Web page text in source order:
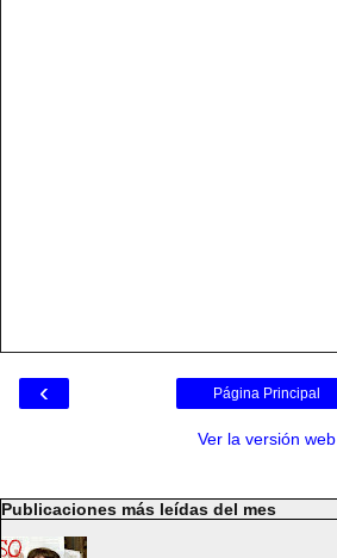
‹ Página Principal
Ver la versión web
Publicaciones más leídas del mes